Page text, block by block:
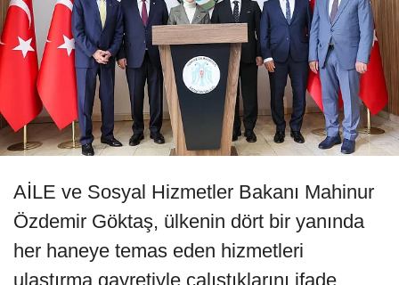
AİLE ve Sosyal Hizmetler Bakanı Mahinur
Özdemir Göktaş, ülkenin dört bir yanında
her haneye temas eden hizmetleri
ulaştırma gayretiyle çalıştıklarını ifade